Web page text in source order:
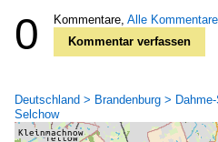
0 Kommentare, Alle Kommentare
Kommentar verfassen
Deutschland > Brandenburg >
Selchow